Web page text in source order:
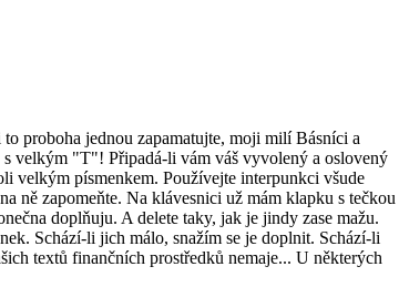
proboha jednou zapamatujte, moji milí Básníci a
velkým "T"! Připadá-li vám váš vyvolený a oslovený
velkým písmenkem. Používejte interpunkci všude
ně zapomeňte. Na klávesnici už mám klapku s tečkou
doplňuju. A delete taky, jak je jindy zase mažu.
Schází-li jich málo, snažím se je doplnit. Schází-li
textů finančních prostředků nemaje... U některých